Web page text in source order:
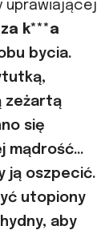
uprawiającej
k***a
bycia.
zeżartą
się
mądrość…
ją oszpecić.
utopiony
aby